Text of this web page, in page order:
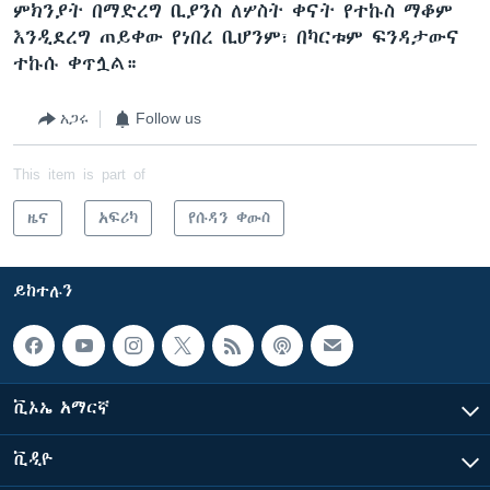
ምክንያት በማድረግ ቢያንስ ለሦስት ቀናት የተኩስ ማቆም
እንዲደረግ ጠይቀው የነበረ ቢሆንም፣ በካርቱም ፍንዳታውና
ተኩሱ ቀጥሏል።
አጋሩ Follow us
This item is part of
ዜና አፍሪካ የሱዳን ቀውስ
ይከተሉን
ቪኦኤ አማርኛ
ቪዲዮ